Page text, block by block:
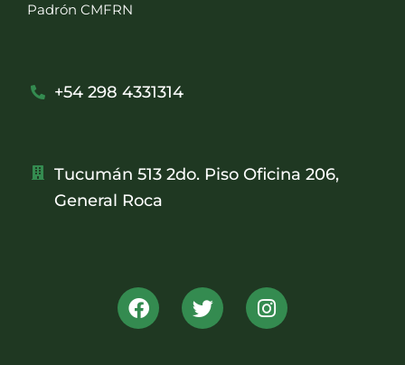
Padrón CMFRN
+54 298 4331314
Tucumán 513 2do. Piso Oficina 206,
General Roca